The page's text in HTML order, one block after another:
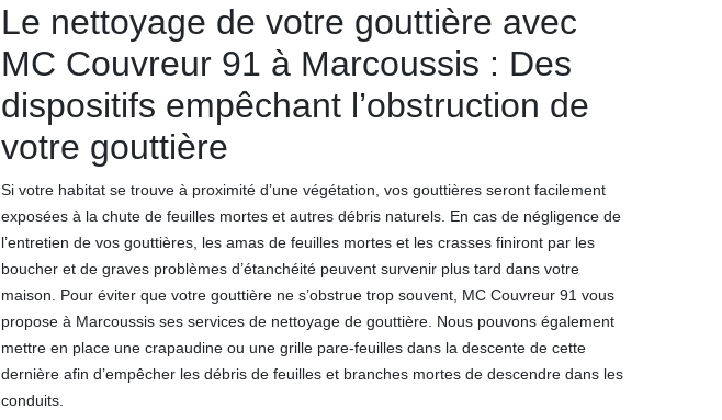
Le nettoyage de votre gouttière avec
MC Couvreur 91 à Marcoussis : Des
dispositifs empêchant l’obstruction de
votre gouttière
Si votre habitat se trouve à proximité d’une végétation, vos gouttières seront facilement
exposées à la chute de feuilles mortes et autres débris naturels. En cas de négligence de
l’entretien de vos gouttières, les amas de feuilles mortes et les crasses finiront par les
boucher et de graves problèmes d’étanchéité peuvent survenir plus tard dans votre
maison. Pour éviter que votre gouttière ne s’obstrue trop souvent, MC Couvreur 91 vous
propose à Marcoussis ses services de nettoyage de gouttière. Nous pouvons également
mettre en place une crapaudine ou une grille pare-feuilles dans la descente de cette
dernière afin d’empêcher les débris de feuilles et branches mortes de descendre dans les
conduits.